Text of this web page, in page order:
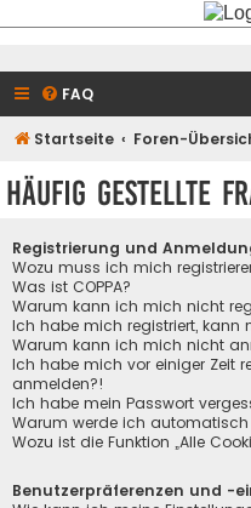
FAQ
Startseite Foren-
Häufig gestellte
Registrierung und
Wozu muss ich mich
Was ist COPPA?
Warum kann ich mich nicht
Ich habe mich registriert,
Warum kann ich mich nicht
Ich habe mich vor einiger Zeit
anmelden?!
Ich habe mein Passwort
Warum werde ich
Wozu ist die Funktion „Alle
Benutzerpräferenzen und -